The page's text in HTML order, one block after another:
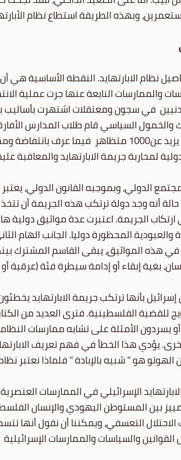
وبهذه الطريقة استطاع نظام
نظام الابارتهايد. النقطة الأساسية
والممارسات النابعة عنها جرت عملية
في سجون ومعتقلات اشتهرت بأساليب
والخمول السياسي قام طلاب المدارس
بقتل أكثر من 500 وإصابة ما يزيد عن1000
لمحاربة جريمة الابارتهايد والمعاقبة
الدولي، وبموجبه القانون الدولي،
أنه وجد دولة ترتكب هذه الجريمة أن
والعبودية المحظورة دوليا. الجانب
هذه المواثيق، يبقى القاسم المشترك
بغية إبقاء أو إدامة سيطرة فئة (عرقية
بأنها ترتكب جريمة الابارتهايد
للقضية الفلسطينية. فترى العديد من
الأمثلة على تشابه ممارسات
يؤدي هذا الخطأ في فهم تعريف
هو " شبيه بالإبادة " فلماذا نعتبر
الإسرائيلي في الممارسات
بين المستوطن اليهودي والإنسان
التعسفي، ويمكننا أن نقول أنها تتسم
والسياسات والممارسات